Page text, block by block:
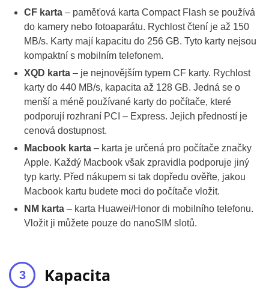
CF karta – paměťová karta Compact Flash se používá
do kamery nebo fotoaparátu. Rychlost čtení je až 150
MB/s. Karty mají kapacitu do 256 GB. Tyto karty nejsou
kompaktní s mobilním telefonem.
XQD karta – je nejnovějším typem CF karty. Rychlost
karty do 440 MB/s, kapacita až 128 GB. Jedná se o
menší a méně používané karty do počítače, které
podporují rozhraní PCI – Express. Jejich předností je
cenová dostupnost.
Macbook karta – karta je určená pro počítače značky
Apple. Každý Macbook však zpravidla podporuje jiný
typ karty. Před nákupem si tak dopředu ověřte, jakou
Macbook kartu budete moci do počítače vložit.
NM karta – karta Huawei/Honor di mobilního telefonu.
Vložit ji můžete pouze do nanoSIM slotů.
Kapacita